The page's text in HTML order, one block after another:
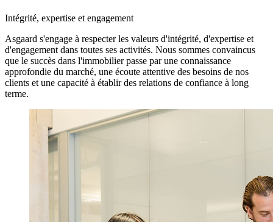
Intégrité, expertise et engagement
Asgaard s'engage à respecter les valeurs d'intégrité, d'expertise et
d'engagement dans toutes ses activités. Nous sommes convaincus
que le succès dans l'immobilier passe par une connaissance
approfondie du marché, une écoute attentive des besoins de nos
clients et une capacité à établir des relations de confiance à long
terme.